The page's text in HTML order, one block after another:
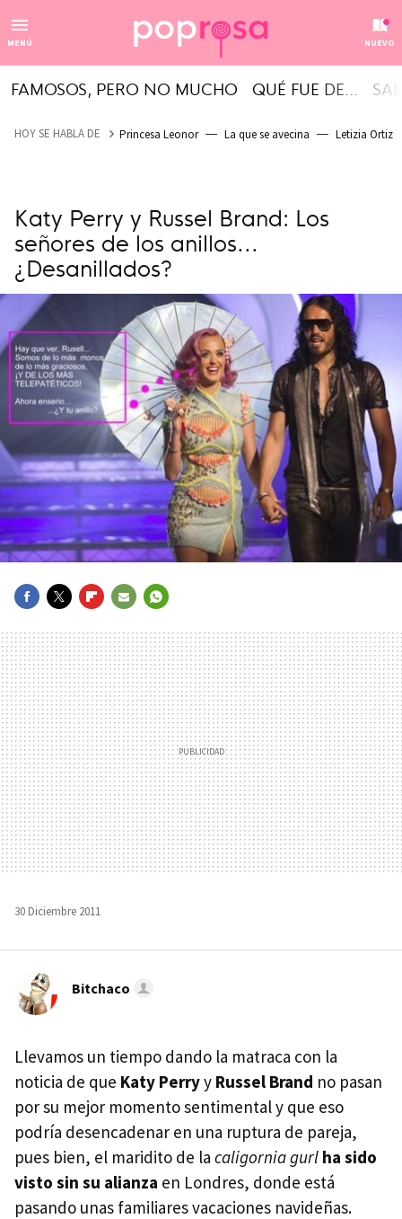
MENÚ NUEVO
FAMOSOS, PERO NO MUCHO QUÉ FUE DE...
HOY SE HABLA DE Princesa Leonor La que se avecina Letizia Ortiz
Katy Perry y Russel Brand: Los
señores de los anillos...
¿Desanillados?
MAIL
30 Diciembre 2011
Bitchaco
Llevamos un tiempo dando la matraca con la
noticia de que Katy Perryy Russel Brand no pasan
por su mejor momento sentimental y que eso
podría desencadenar en una ruptura de pareja,
pues bien, el maridito de la caligornia gurl ha sido
visto sin su alianza en Londres, donde está
pasando unas familiares vacaciones navideñas.